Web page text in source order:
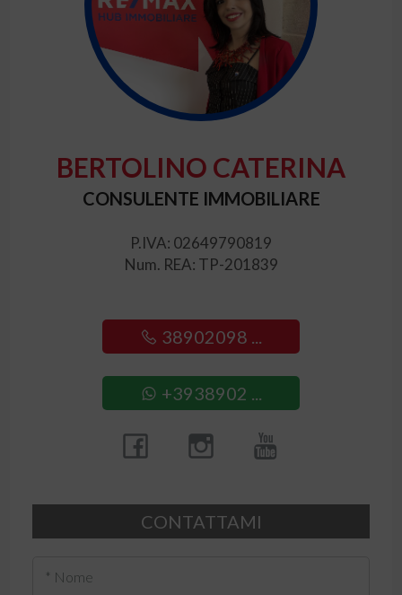
BERTOLINO CATERINA
CONSULENTE IMMOBILIARE
P.IVA: 02649790819
Num. REA: TP-201839
38902098 ...
+3938902 ...
CONTATTAMI
* Nome